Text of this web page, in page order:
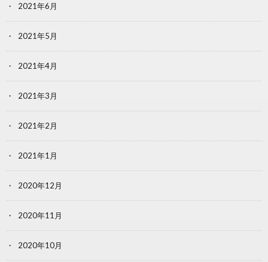
2021年6月
2021年5月
2021年4月
2021年3月
2021年2月
2021年1月
2020年12月
2020年11月
2020年10月